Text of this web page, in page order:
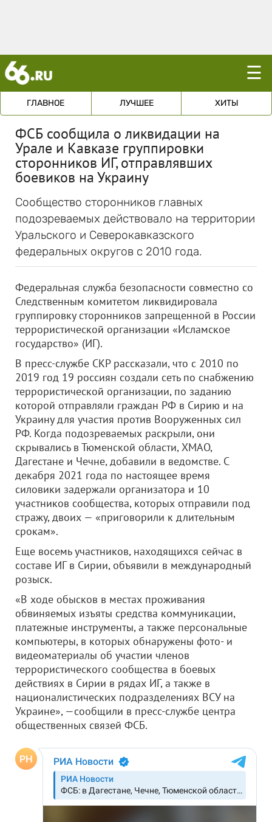
☰
ГЛАВНОЕ ЛУЧШЕЕ ХИТЫ
ФСБ сообщила о ликвидации на
Урале и Кавказе группировки
сторонников ИГ, отправлявших
боевиков на Украину
Сообщество сторонников главных
подозреваемых действовало на территории
Уральского и Северокавказского
федеральных округов с 2010 года.
Федеральная служба безопасности совместно со
Следственным комитетом ликвидировала
группировку сторонников запрещенной в России
террористической организации «Исламское
государство» (ИГ).
В пресс-службе СКР рассказали, что с 2010 по
2019 год 19 россиян создали сеть по снабжению
террористической организации, по заданию
которой отправляли граждан РФ в Сирию и на
Украину для участия против Вооруженных сил
РФ. Когда подозреваемых раскрыли, они
скрывались в Тюменской области, ХМАО,
Дагестане и Чечне, добавили в ведомстве. С
декабря 2021 года по настоящее время
силовики задержали организатора и 10
участников сообщества, которых отправили под
стражу, двоих — «приговорили к длительным
срокам».
Еще восемь участников, находящихся сейчас в
составе ИГ в Сирии, объявили в международный
розыск.
«В ходе обысков в местах проживания
обвиняемых изъяты средства коммуникации,
платежные инструменты, а также персональные
компьютеры, в которых обнаружены фото- и
видеоматериалы об участии членов
террористического сообщества в боевых
действиях в Сирии в рядах ИГ, а также в
националистических подразделениях ВСУ на
Украине», —сообщили в пресс-службе центра
общественных связей ФСБ.